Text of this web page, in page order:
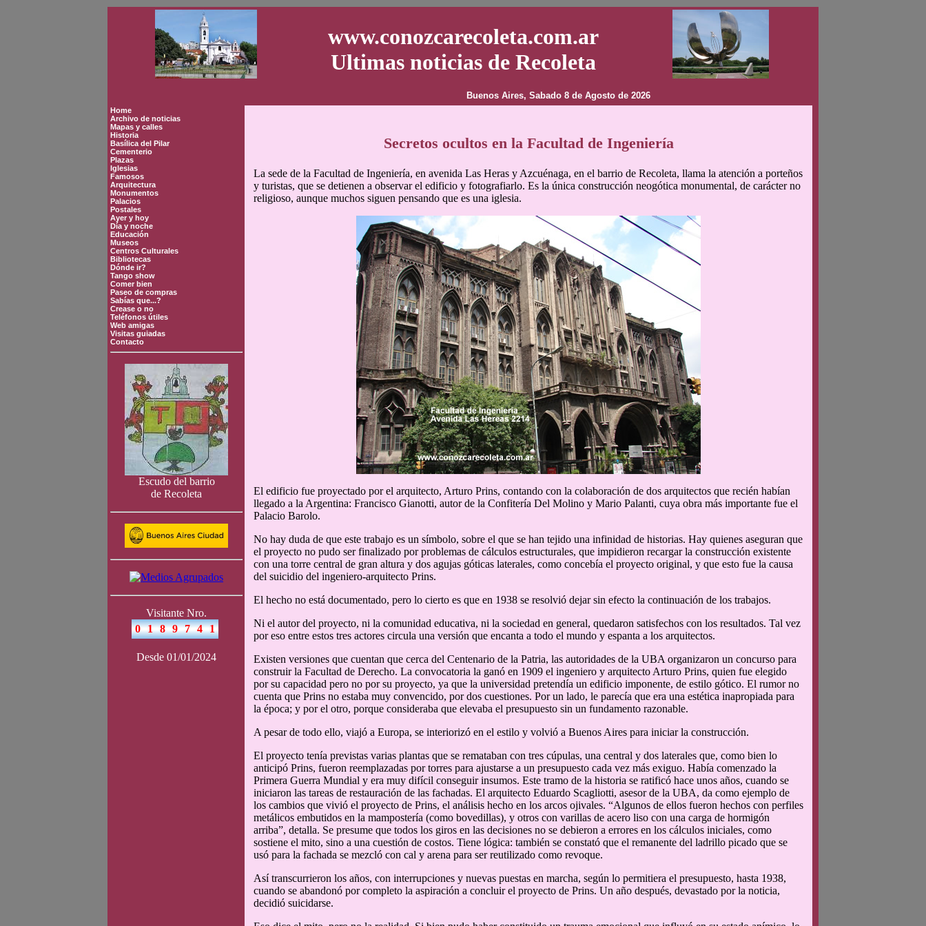
www.conozcarecoleta.com.ar
Ultimas noticias de Recoleta
Buenos Aires, Sabado 8 de Agosto de 2026
Home
Archivo de noticias
Mapas y calles
Historia
Basílica del Pilar
Cementerio
Plazas
Iglesias
Famosos
Arquitectura
Monumentos
Palacios
Postales
Ayer y hoy
Día y noche
Educación
Museos
Centros Culturales
Bibliotecas
Dónde ir?
Tango show
Comer bien
Paseo de compras
Sabías que...?
Crease o no
Teléfonos útiles
Web amigas
Visitas guiadas
Contacto
Escudo del barrio
de Recoleta
Visitante Nro.
Desde 01/01/2024
Secretos ocultos en la Facultad de Ingeniería
La sede de la Facultad de Ingeniería, en avenida Las Heras y Azcuénaga, en el barrio de Recoleta, llama la atención a porteños
y turistas, que se detienen a observar el edificio y fotografiarlo. Es la única construcción neogótica monumental, de carácter no
religioso, aunque muchos siguen pensando que es una iglesia.
El edificio fue proyectado por el arquitecto, Arturo Prins, contando con la colaboración de dos arquitectos que recién habían
llegado a la Argentina: Francisco Gianotti, autor de la Confitería Del Molino y Mario Palanti, cuya obra más importante fue el
Palacio Barolo.
No hay duda de que este trabajo es un símbolo, sobre el que se han tejido una infinidad de historias. Hay quienes aseguran que
el proyecto no pudo ser finalizado por problemas de cálculos estructurales, que impidieron recargar la construcción existente
con una torre central de gran altura y dos agujas góticas laterales, como concebía el proyecto original, y que esto fue la causa
del suicidio del ingeniero-arquitecto Prins.
El hecho no está documentado, pero lo cierto es que en 1938 se resolvió dejar sin efecto la continuación de los trabajos.
Ni el autor del proyecto, ni la comunidad educativa, ni la sociedad en general, quedaron satisfechos con los resultados. Tal vez
por eso entre estos tres actores circula una versión que encanta a todo el mundo y espanta a los arquitectos.
Existen versiones que cuentan que cerca del Centenario de la Patria, las autoridades de la UBA organizaron un concurso para
construir la Facultad de Derecho. La convocatoria la ganó en 1909 el ingeniero y arquitecto Arturo Prins, quien fue elegido
por su capacidad pero no por su proyecto, ya que la universidad pretendía un edificio imponente, de estilo gótico. El rumor no
cuenta que Prins no estaba muy convencido, por dos cuestiones. Por un lado, le parecía que era una estética inapropiada para
la época; y por el otro, porque consideraba que elevaba el presupuesto sin un fundamento razonable.
A pesar de todo ello, viajó a Europa, se interiorizó en el estilo y volvió a Buenos Aires para iniciar la construcción.
El proyecto tenía previstas varias plantas que se remataban con tres cúpulas, una central y dos laterales que, como bien lo
anticipó Prins, fueron reemplazadas por torres para ajustarse a un presupuesto cada vez más exiguo. Había comenzado la
Primera Guerra Mundial y era muy difícil conseguir insumos. Este tramo de la historia se ratificó hace unos años, cuando se
iniciaron las tareas de restauración de las fachadas. El arquitecto Eduardo Scagliotti, asesor de la UBA, da como ejemplo de
los cambios que vivió el proyecto de Prins, el análisis hecho en los arcos ojivales. “Algunos de ellos fueron hechos con perfiles
metálicos embutidos en la mampostería (como bovedillas), y otros con varillas de acero liso con una carga de hormigón
arriba”, detalla. Se presume que todos los giros en las decisiones no se debieron a errores en los cálculos iniciales, como
sostiene el mito, sino a una cuestión de costos. Tiene lógica: también se constató que el remanente del ladrillo picado que se
usó para la fachada se mezcló con cal y arena para ser reutilizado como revoque.
Así transcurrieron los años, con interrupciones y nuevas puestas en marcha, según lo permitiera el presupuesto, hasta 1938,
cuando se abandonó por completo la aspiración a concluir el proyecto de Prins. Un año después, devastado por la noticia,
decidió suicidarse.